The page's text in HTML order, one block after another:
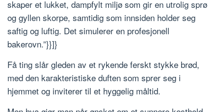
skaper et lukket, dampfylt miljø som gir en utrolig sprø
og gyllen skorpe, samtidig som innsiden holder seg
saftig og luftig. Det simulerer en profesjonell
bakerovn.”}}]}
Få ting slår gleden av et rykende ferskt stykke brød,
med den karakteristiske duften som sprer seg i
hjemmet og inviterer til et hyggelig måltid.